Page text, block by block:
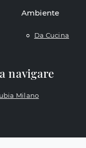
Ambiente
Da Cucina
navigare
Milano